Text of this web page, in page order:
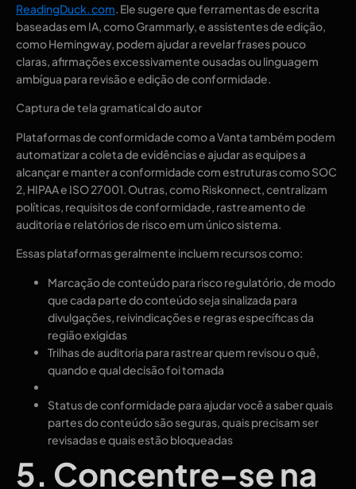
ReadingDuck. com. Ele sugere que ferramentas de escrita
baseadas em IA, como Grammarly, e assistentes de edição,
como Hemingway, podem ajudar a revelar frases pouco
claras, afirmações excessivamente ousadas ou linguagem
ambígua para revisão e edição de conformidade.
Captura de tela gramatical do autor
Plataformas de conformidade como a Vanta também podem
automatizar a coleta de evidências e ajudar as equipes a
alcançar e manter a conformidade com estruturas como SOC
2, HIPAA e ISO 27001. Outras, como Riskonnect, centralizam
políticas, requisitos de conformidade, rastreamento de
auditoria e relatórios de risco em um único sistema.
Essas plataformas geralmente incluem recursos como:
Marcação de conteúdo para risco regulatório, de modo
que cada parte do conteúdo seja sinalizada para
divulgações, reivindicações e regras específicas da
região exigidas
Trilhas de auditoria para rastrear quem revisou o quê,
quando e qual decisão foi tomada
Status de conformidade para ajudar você a saber quais
partes do conteúdo são seguras, quais precisam ser
revisadas e quais estão bloqueadas
5. Concentre-se na